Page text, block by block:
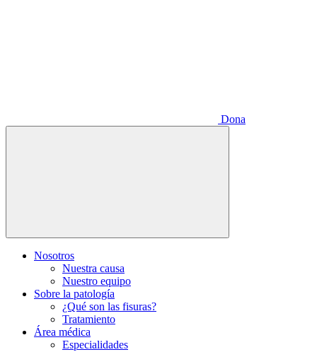
Dona
Nosotros
Nuestra causa
Nuestro equipo
Sobre la patología
¿Qué son las fisuras?
Tratamiento
Área médica
Especialidades